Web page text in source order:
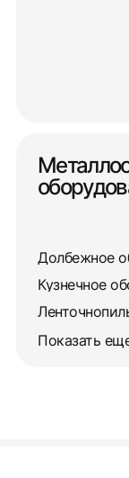
Долбежное
Кузнечное
Показать